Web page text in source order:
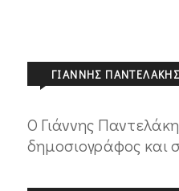
ΓΙΆΝΝΗΣ ΠΑΝΤΕΛΆΚΗΣ
Ο Γιάννης
δημοσιογράφος και